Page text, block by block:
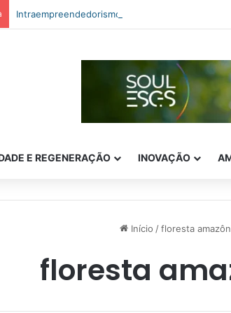
Intraempreendedorismo e ESG: como inovar com
E REGENERAÇÃO INOVAÇÃO
Início /floresta
floresta